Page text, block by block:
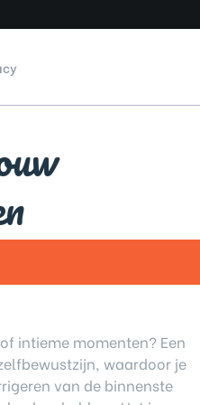
intieme momenten? Een
waardoor je
van de binnenste